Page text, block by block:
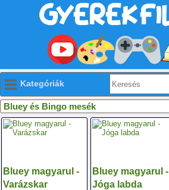
Kategóriák
Bluey és Bingo mesék
Bluey magyarul -
Varázskar
Bluey magyarul -
Jóga labda